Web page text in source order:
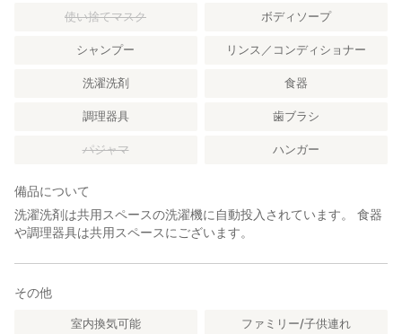
使い捨てマスク ボディソープ
シャンプー リンス／コンディショナー
洗濯洗剤 食器
調理器具 歯ブラシ
パジャマ ハンガー
備品について
洗濯洗剤は共用スペースの洗濯機に自動投入されています。 食器
や調理器具は共用スペースにございます。
その他
室内換気可能 ファミリー/子供連れ